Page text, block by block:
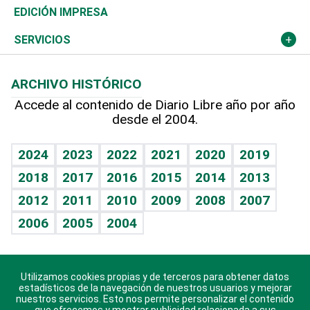
Caribe
Resto del mundo
Global y variable
Economía personal
Novedades
Podcast Arte Libre
Hablando con el pediatra
Vida y familia
Eñe
Celebrando la vida
Sin complejos
En pocas palabras
Escuchando al corazón
Olimpismo
Más deportes
TBT Deportivo
Noticiero Poteleche
Columnistas
Más firmas
Martes de tecnología
Cambio climático
Deportes
Opinión
Hecho en casa
Guía del dinero
EDICIÓN IMPRESA
SERVICIOS
Cumpleaños
Horóscopos
Crucigramas
ARCHIVO HISTÓRICO
Accede al contenido de Diario Libre año por año
desde el 2004.
2024 2023 2022 2021 2020
2019
2018
2017 2016 2015 2014
2013
2012
2011 2010 2009 2008
2007
2006
2005 2004
Descarga nuestras aplicaciones para Android, iOS y
sistema Huawei.
Utilizamos cookies propias y de terceros para obtener datos
estadísticos de la navegación de nuestros usuarios y mejorar
nuestros servicios. Esto nos permite personalizar el contenido